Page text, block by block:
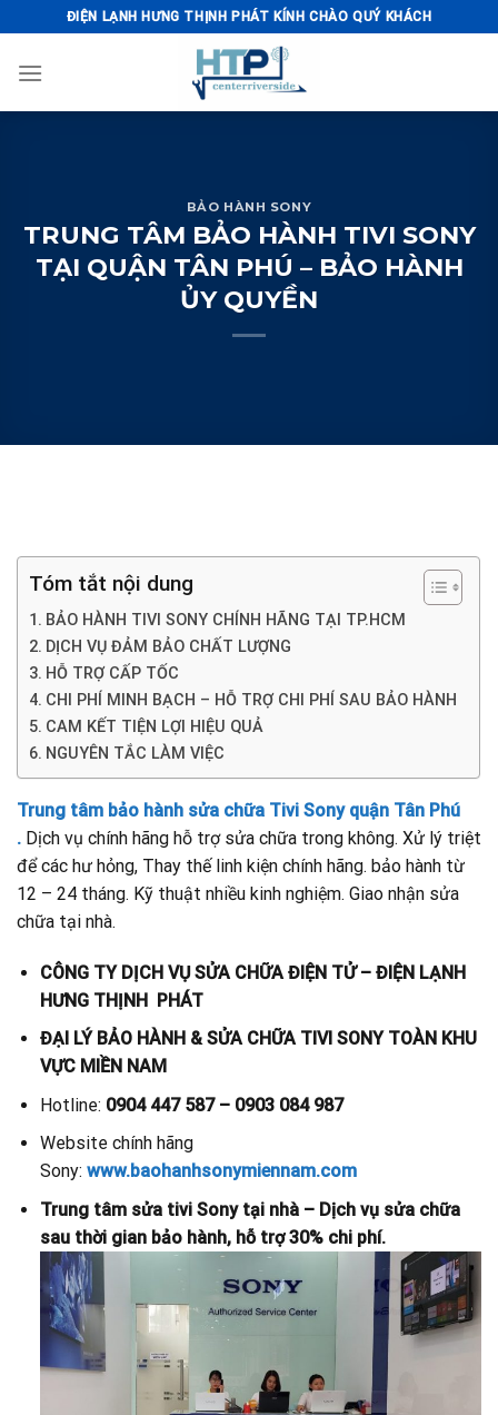
to
content
ĐIỆN LẠNH HƯNG THỊNH PHÁT KÍNH CHÀO QUÝ KHÁCH
BẢO HÀNH SONY
TRUNG TÂM BẢO HÀNH TIVI SONY
TẠI QUẬN TÂN PHÚ – BẢO HÀNH
ỦY QUYỀN
Tóm tắt nội dung
BẢO HÀNH TIVI SONY CHÍNH HÃNG TẠI TP.HCM
DỊCH VỤ ĐẢM BẢO CHẤT LƯỢNG
HỖ TRỢ CẤP TỐC
CHI PHÍ MINH BẠCH – HỖ TRỢ CHI PHÍ SAU BẢO HÀNH
CAM KẾT TIỆN LỢI HIỆU QUẢ
NGUYÊN TẮC LÀM VIỆC
Trung tâm bảo hành sửa chữa Tivi Sony quận Tân Phú
. Dịch vụ chính hãng hỗ trợ sửa chữa trong không. Xử lý triệt
để các hư hỏng, Thay thế linh kiện chính hãng. bảo hành từ
12 – 24 tháng. Kỹ thuật nhiều kinh nghiệm. Giao nhận sửa
chữa tại nhà.
CÔNG TY DỊCH VỤ SỬA CHỮA ĐIỆN TỬ – ĐIỆN LẠNH
HƯNG THỊNH PHÁT
ĐẠI LÝ BẢO HÀNH & SỬA CHỮA TIVI SONY TOÀN KHU
VỰC MIỀN NAM
Hotline: 0904 447 587 – 0903 084 987
Website chính hãng
Sony: www.baohanhsonymiennam.com
Trung tâm sửa tivi Sony tại nhà – Dịch vụ sửa chữa
sau thời gian bảo hành, hỗ trợ 30% chi phí.